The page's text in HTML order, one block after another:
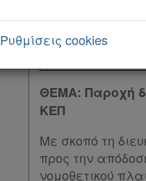
Παροχών σε
ΘΕΜΑ: Παροχή
ΚΕΠ
Με σκοπό τη
προς την
νομοθετικού
Ρυθμίσεις cookies